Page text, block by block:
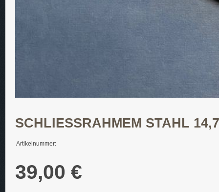
SCHLIESSRAHMEM STAHL 14,7
Artikelnummer:
39,00 €